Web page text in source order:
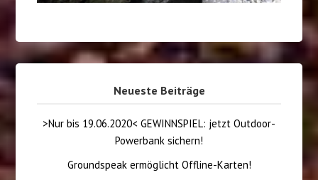
Neueste Beiträge
>Nur bis 19.06.2020< GEWINNSPIEL: jetzt Outdoor-
Powerbank sichern!
Groundspeak ermöglicht Offline-Karten!